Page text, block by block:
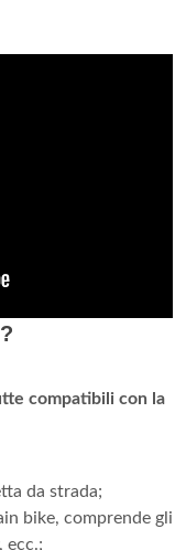
compatibili con la
da strada;
bike, comprende gli
ecc.;